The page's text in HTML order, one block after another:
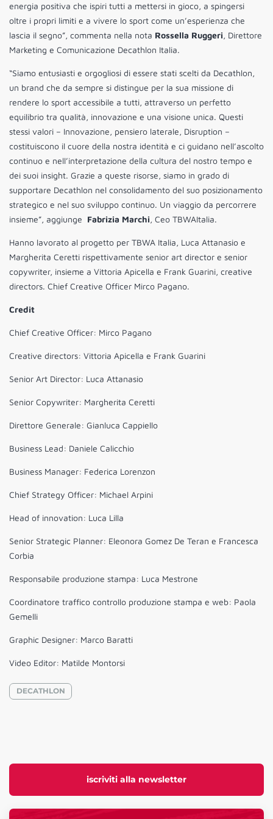
iscriviti alla newsletter
energia positiva che ispiri tutti a mettersi in gioco, a spingersi
oltre i propri limiti e a vivere lo sport come un’esperienza che
lascia il segno”, commenta nella nota Rossella Ruggeri, Direttore
Marketing e Comunicazione Decathlon Italia.
“Siamo entusiasti e orgogliosi di essere stati scelti da Decathlon,
un brand che da sempre si distingue per la sua missione di
rendere lo sport accessibile a tutti, attraverso un perfetto
equilibrio tra qualità, innovazione e una visione unica. Questi
stessi valori – Innovazione, pensiero laterale, Disruption –
costituiscono il cuore della nostra identità e ci guidano nell’ascolto
continuo e nell’interpretazione della cultura del nostro tempo e
dei suoi insight. Grazie a queste risorse, siamo in grado di
supportare Decathlon nel consolidamento del suo posizionamento
strategico e nel suo sviluppo continuo. Un viaggio da percorrere
insieme”, aggiunge Fabrizia Marchi, Ceo TBWAItalia.
Hanno lavorato al progetto per TBWA Italia, Luca Attanasio e
Margherita Ceretti rispettivamente senior art director e senior
copywriter, insieme a Vittoria Apicella e Frank Guarini, creative
directors. Chief Creative Officer Mirco Pagano.
Credit
Chief Creative Officer: Mirco Pagano
Creative directors: Vittoria Apicella e Frank Guarini
Senior Art Director: Luca Attanasio
Senior Copywriter: Margherita Ceretti
Direttore Generale: Gianluca Cappiello
Business Lead: Daniele Calicchio
Business Manager: Federica Lorenzon
Chief Strategy Officer: Michael Arpini
Head of innovation: Luca Lilla
Senior Strategic Planner: Eleonora Gomez De Teran e Francesca
Corbia
Responsabile produzione stampa: Luca Mestrone
Coordinatore traffico controllo produzione stampa e web: Paola
Gemelli
Graphic Designer: Marco Baratti
Video Editor: Matilde Montorsi
DECATHLON